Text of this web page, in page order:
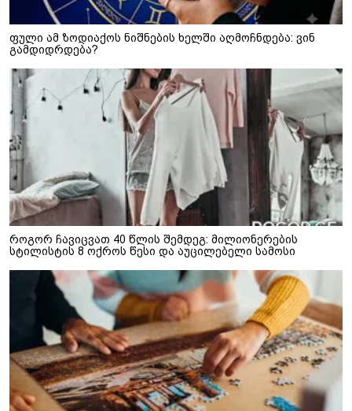
ფული ამ ზოდიაქოს ნიშნების ხელში აღმოჩნდება: ვინ
გამდიდრდება?
როგორ ჩავიცვათ 40 წლის შემდეგ: მილიონერების
სტილისტის 8 ოქროს წესი და აუცილებელი სამოსი